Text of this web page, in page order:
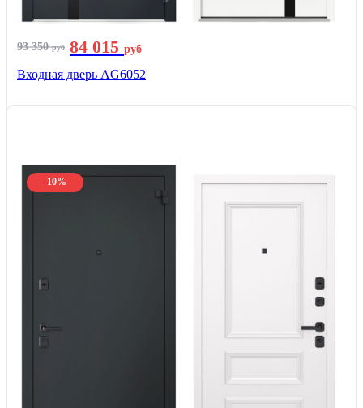
93 350руб 84 015 руб
Входная дверь AG6052
-10%